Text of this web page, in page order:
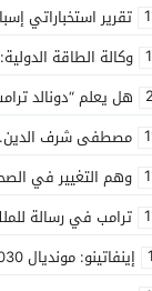
تقرير استخباراتي إسباني يرصد حسابات
وكالة الطاقة
هل يعلم “دونالد
مصطفى شرف الدين..
وهم التغيير في
ترامب في رسالة
إينفاتينو: مونديال 2030 في المغرب وإسبانيا والبرتغال سيكون “الأجمل في التاريخ”